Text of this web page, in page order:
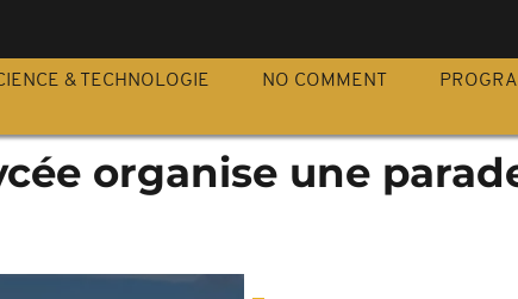
& TECHNOLOGIE NO COMMENT
organise une